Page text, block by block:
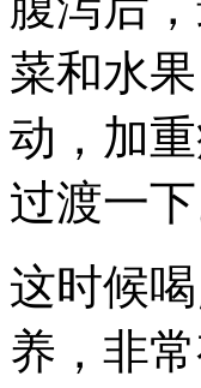
菜和水
动，加
过渡一下
这时候
养，非